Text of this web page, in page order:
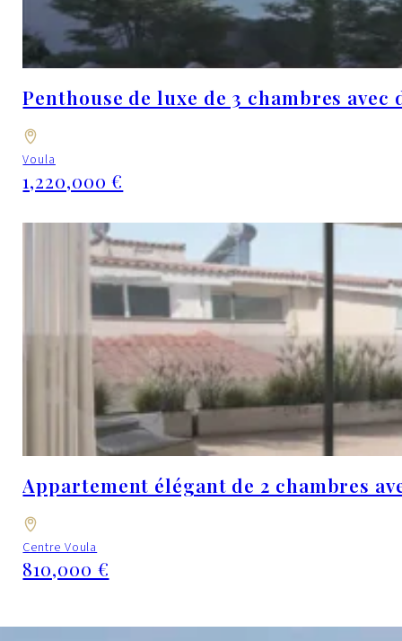
Penthouse de luxe de 3 chambres avec
Voula
1,220,000 €
Appartement élégant de 2 chambres
Centre Voula
810,000 €